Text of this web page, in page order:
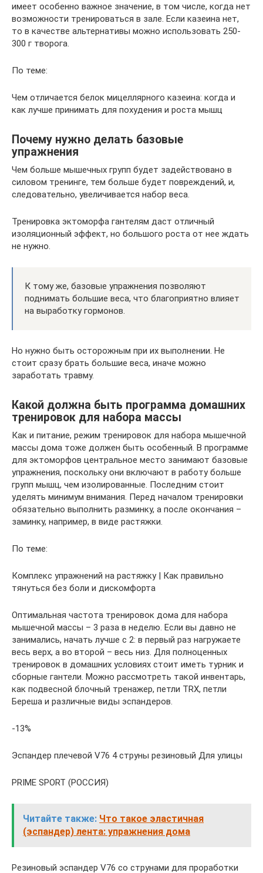
имеет особенно важное значение, в том числе, когда нет
возможности тренироваться в зале. Если казеина нет,
то в качестве альтернативы можно использовать 250-
300 г творога.
По теме:
Чем отличается белок мицеллярного казеина: когда и
как лучше принимать для похудения и роста мышц
Почему нужно делать базовые
упражнения
Чем больше мышечных групп будет задействовано в
силовом тренинге, тем больше будет повреждений, и,
следовательно, увеличивается набор веса.
Тренировка эктоморфа гантелям даст отличный
изоляционный эффект, но большого роста от нее ждать
не нужно.
К тому же, базовые упражнения позволяют
поднимать большие веса, что благоприятно влияет
на выработку гормонов.
Но нужно быть осторожным при их выполнении. Не
стоит сразу брать большие веса, иначе можно
заработать травму.
Какой должна быть программа домашних
тренировок для набора массы
Как и питание, режим тренировок для набора мышечной
массы дома тоже должен быть особенный. В программе
для эктоморфов центральное место занимают базовые
упражнения, поскольку они включают в работу больше
групп мышц, чем изолированные. Последним стоит
уделять минимум внимания. Перед началом тренировки
обязательно выполнить разминку, а после окончания –
заминку, например, в виде растяжки.
По теме:
Комплекс упражнений на растяжку | Как правильно
тянуться без боли и дискомфорта
Оптимальная частота тренировок дома для набора
мышечной массы – 3 раза в неделю. Если вы давно не
занимались, начать лучше с 2: в первый раз нагружаете
весь верх, а во второй – весь низ. Для полноценных
тренировок в домашних условиях стоит иметь турник и
сборные гантели. Можно рассмотреть такой инвентарь,
как подвесной блочный тренажер, петли TRX, петли
Береша и различные виды эспандеров.
-13%
Эспандер плечевой V76 4 струны резиновый Для улицы
PRIME SPORT (РОССИЯ)
Читайте также: Что такое эластичная
(эспандер) лента: упражнения дома
Резиновый эспандер V76 со струнами для проработки